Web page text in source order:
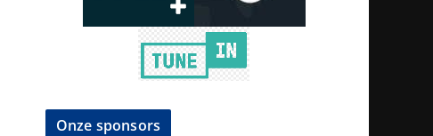
Onze sponsors